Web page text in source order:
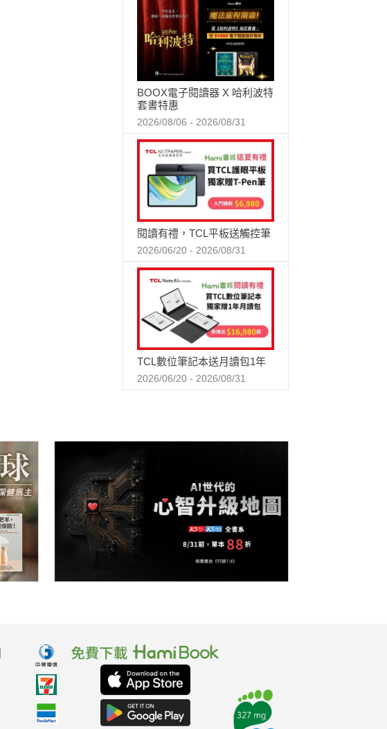
BOOX電子閱讀器 X 哈利波特
套書特惠
2026/08/06 - 2026/08/31
閱讀有禮，TCL平板送觸控筆
2026/06/20 - 2026/08/31
TCL數位筆記本送月讀包1年
2026/06/20 - 2026/08/31